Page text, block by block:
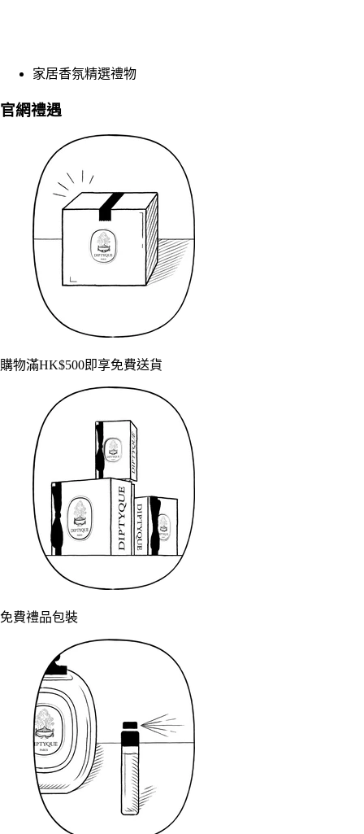
家居香氛精選禮物
官網禮遇
購物滿HK$500即享免費送貨
免費禮品包裝